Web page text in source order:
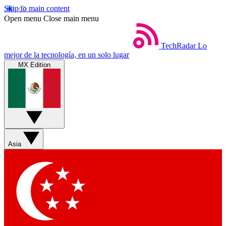
Skip to main content
Open menu Close main menu
TechRadar Lo
mejor de la tecnología, en un solo lugar
MX Edition
Asia